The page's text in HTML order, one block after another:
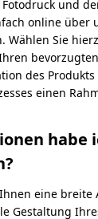
und
online über
Wählen Sie
des
einen
habe
eine breite
Gestaltung